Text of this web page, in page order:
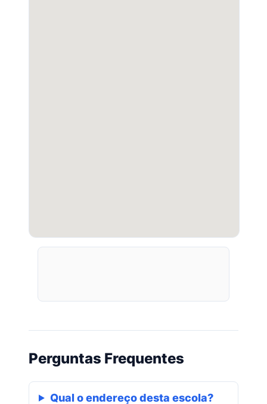
Perguntas Frequentes
Qual o endereço desta escola?